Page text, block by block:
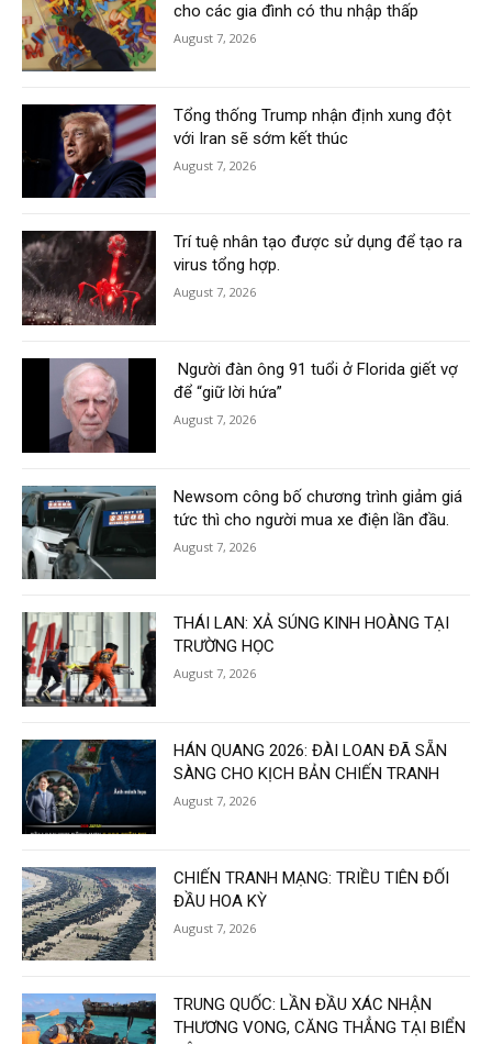
cho các gia đình có thu nhập thấp
August 7, 2026
Tổng thống Trump nhận định xung đột
với Iran sẽ sớm kết thúc
August 7, 2026
Trí tuệ nhân tạo được sử dụng để tạo ra
virus tổng hợp.
August 7, 2026
Người đàn ông 91 tuổi ở Florida giết vợ
để “giữ lời hứa”
August 7, 2026
Newsom công bố chương trình giảm giá
tức thì cho người mua xe điện lần đầu.
August 7, 2026
THÁI LAN: XẢ SÚNG KINH HOÀNG TẠI
TRƯỜNG HỌC
August 7, 2026
HÁN QUANG 2026: ĐÀI LOAN ĐÃ SẴN
SÀNG CHO KỊCH BẢN CHIẾN TRANH
August 7, 2026
CHIẾN TRANH MẠNG: TRIỀU TIÊN ĐỐI
ĐẦU HOA KỲ
August 7, 2026
TRUNG QUỐC: LẦN ĐẦU XÁC NHẬN
THƯƠNG VONG, CĂNG THẲNG TẠI BIỂN